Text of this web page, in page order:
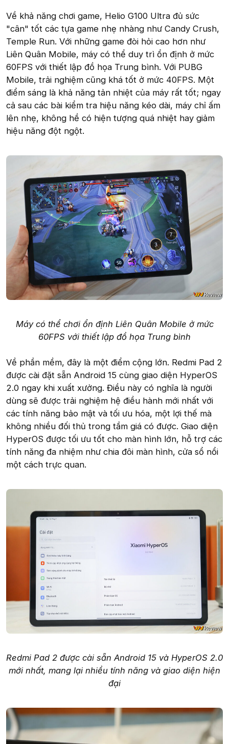
Về khả năng chơi game, Helio G100 Ultra đủ sức
"cân" tốt các tựa game nhẹ nhàng như Candy Crush,
Temple Run. Với những game đòi hỏi cao hơn như
Liên Quân Mobile, máy có thể duy trì ổn định ở mức
60FPS với thiết lập đồ họa Trung bình. Với PUBG
Mobile, trải nghiệm cũng khá tốt ở mức 40FPS. Một
điểm sáng là khả năng tản nhiệt của máy rất tốt; ngay
cả sau các bài kiểm tra hiệu năng kéo dài, máy chỉ ấm
lên nhẹ, không hề có hiện tượng quá nhiệt hay giảm
hiệu năng đột ngột.
Máy có thể chơi ổn định Liên Quân Mobile ở mức
60FPS với thiết lập đồ họa Trung bình
Về phần mềm, đây là một điểm cộng lớn. Redmi Pad 2
được cài đặt sẵn Android 15 cùng giao diện HyperOS
2.0 ngay khi xuất xưởng. Điều này có nghĩa là người
dùng sẽ được trải nghiệm hệ điều hành mới nhất với
các tính năng bảo mật và tối ưu hóa, một lợi thế mà
không nhiều đối thủ trong tầm giá có được. Giao diện
HyperOS được tối ưu tốt cho màn hình lớn, hỗ trợ các
tính năng đa nhiệm như chia đôi màn hình, cửa sổ nổi
một cách trực quan.
Redmi Pad 2 được cài sẵn Android 15 và HyperOS 2.0
mới nhất, mang lại nhiều tính năng và giao diện hiện
đại